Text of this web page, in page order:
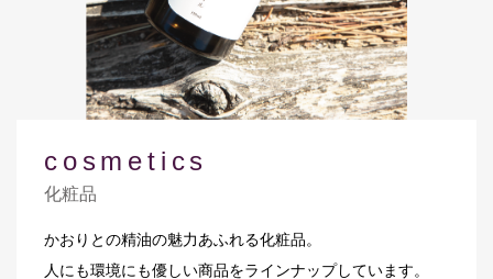
cosmetics
化粧品
かおりとの精油の魅力あふれる化粧品。
人にも環境にも優しい商品をラインナップしています。